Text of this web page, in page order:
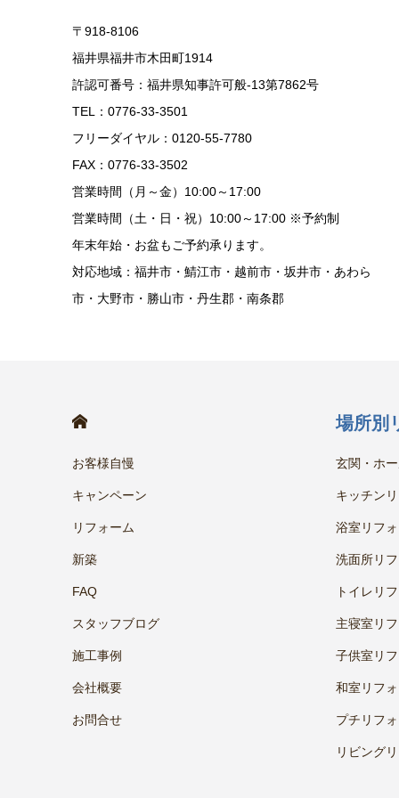
〒918-8106
福井県福井市木田町1914
許認可番号：福井県知事許可般-13第7862号
TEL：0776-33-3501
フリーダイヤル：0120-55-7780
FAX：0776-33-3502
営業時間（月～金）10:00～17:00
営業時間（土・日・祝）10:00～17:00 ※予約制
年末年始・お盆もご予約承ります。
対応地域：福井市・鯖江市・越前市・坂井市・あわら
市・大野市・勝山市・丹生郡・南条郡
お客様自慢
キャンペーン
リフォーム
新築
FAQ
スタッフブログ
施工事例
会社概要
お問合せ
場所別
玄関・ホ
キッチン
浴室リフ
洗面所リ
トイレリ
主寝室リ
子供室リ
和室リフ
プチリフ
リビング